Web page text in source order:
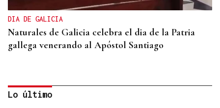
DIA DE GALICIA
Naturales de Galicia celebra el dia de la Patria
gallega venerando al Apóstol Santiago
Lo último